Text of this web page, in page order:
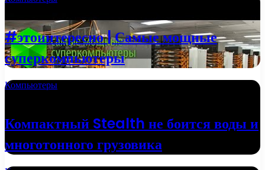
#этоинтересно | Самые мощные
суперкомпьютеры
Компьютеры
Компактный Stealth не боится воды и
многотонного грузовика